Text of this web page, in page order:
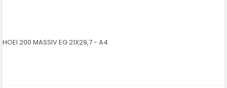
HOEI 200 MASSIV EG 21X29,7 - A4